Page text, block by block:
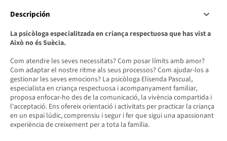
Descripción
La psicòloga especialitzada en criança respectuosa que has vist a
Això no és Suècia.
Com atendre les seves necessitats? Com posar límits amb amor?
Com adaptar el nostre ritme als seus processos? Com ajudar-los a
gestionar les seves emocions? La psicòloga Elisenda Pascual,
especialista en criança respectuosa i acompanyament familiar,
proposa enfocar-ho des de la comunicació, la vivència compartida i
l'acceptació. Ens ofereix orientació i activitats per practicar la criança
en un espai lúdic, comprensiu i segur i fer que sigui una apassionant
experiència de creixement per a tota la família.